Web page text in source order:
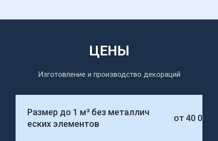
ЦЕНЫ
Изготовление и производство декораций
Размер до 1 м³ без металлич
еских элементов
от 40 000